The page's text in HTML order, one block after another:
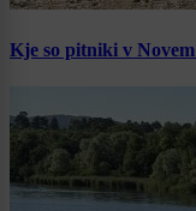
Kje so pitniki v